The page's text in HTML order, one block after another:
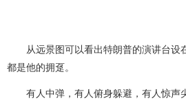
从远景图可以看出特朗普的演讲台设
都是他的拥趸。
有人中弹，有人俯身躲避，有人惊声